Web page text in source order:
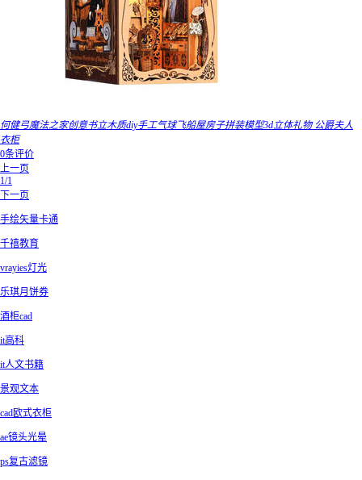
何健弓魔法之家创意书立木质diy手工气球飞船屋房子拼装模型3d立体礼物 公爵夫人
衣柜
0条评价
上一页
1/1
下一页
手绘矢量卡通
千禧教育
vrayies灯光
乐琪月饼券
酒柜cad
it高科
it人文书籍
景观文本
cad欧式衣柜
ae镜头光晕
ps复古滤镜